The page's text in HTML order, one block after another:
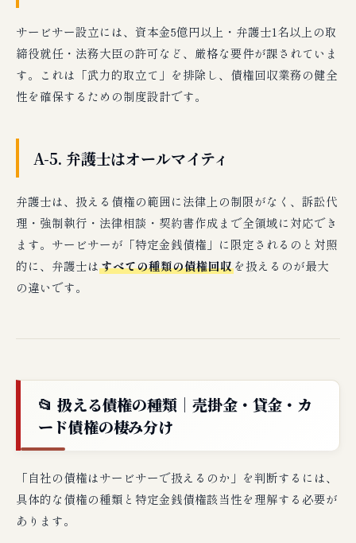
🔗 関連記事
📚 債権回収・弁護士選び クラスタ｜全4記事の
早見表
サービサー設立には、資本金5億円以上・弁護士1名以上の取
締役就任・法務大臣の許可など、厳格な要件が課されていま
す。これは「武力的取立て」を排除し、債権回収業務の健全
性を確保するための制度設計です。
A-5. 弁護士はオールマイティ
弁護士は、扱える債権の範囲に法律上の制限がなく、訴訟代
理・強制執行・法律相談・契約書作成まで全領域に対応でき
ます。サービサーが「特定金銭債権」に限定されるのと対照
的に、弁護士はすべての種類の債権回収を扱えるのが最大
の違いです。
📂 扱える債権の種類｜売掛金・貸金・カ
ード債権の棲み分け
「自社の債権はサービサーで扱えるのか」を判断するには、
具体的な債権の種類と特定金銭債権該当性を理解する必要が
あります。